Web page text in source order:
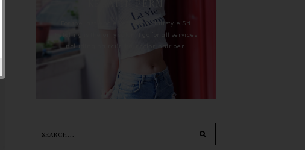
For the last whole year, 90's Hairstyle Sri
Petaling is the only salon I go for all services
including haircut, hair color, hair per...